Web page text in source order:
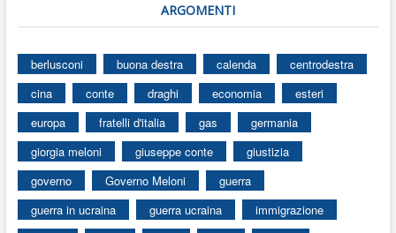
ARGOMENTI
berlusconi buona destra calenda
centrodestra
cina
conte draghi economia
esteri
europa
fratelli d'italia gas
germania
giorgia meloni
giuseppe conte
giustizia
governo
Governo Meloni
guerra
guerra in ucraina
guerra ucraina
immigrazione